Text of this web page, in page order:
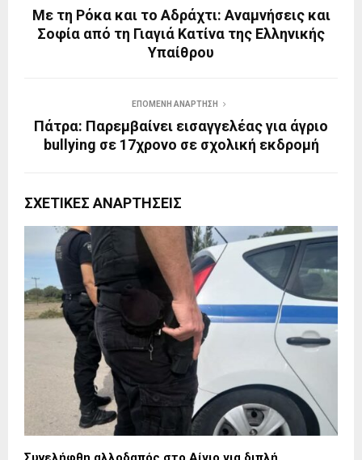
Με τη Ρόκα και το Αδράχτι: Αναμνήσεις και
Σοφία από τη Γιαγιά Κατίνα της Ελληνικής
Υπαίθρου
ΕΠΌΜΕΝΗ ΑΝΆΡΤΗΣΗ
Πάτρα: Παρεμβαίνει εισαγγελέας για άγριο
bullying σε 17χρονο σε σχολική εκδρομή
ΣΧΕΤΙΚΈΣ ΑΝΑΡΤΉΣΕΙΣ